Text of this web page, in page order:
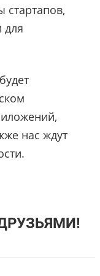
стартапов,
нас ждут